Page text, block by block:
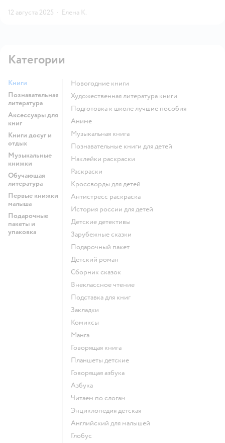
12 августа 2025 · Елена К.
Категории
Книги
Познавательная
литература
Аксессуары для
книг
Книги досуг и
отдых
Музыкальные
книжки
Обучающая
литература
Первые книжки
малыша
Подарочные
пакеты и
упаковка
новогодние книги
художественная литература книги
подготовка к школе лучшие пособия
Аниме
музыкальная книга
познавательные книги для детей
наклейки раскраски
раскраски
кроссворды для детей
антистресс раскраска
история россии для детей
детские детективы
зарубежные сказки
подарочный пакет
детский роман
сборник сказок
внеклассное чтение
подставка для книг
закладки
комиксы
манга
говорящая книга
Планшеты детские
говорящая азбука
азбука
читаем по слогам
энциклопедия детская
английский для малышей
глобус